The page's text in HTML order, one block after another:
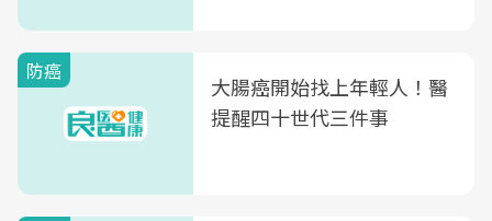
防癌
大腸癌開始找上年輕人！醫
提醒四十世代三件事